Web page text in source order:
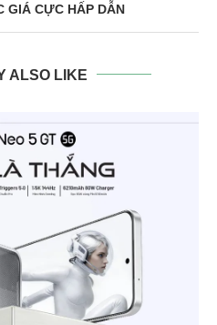
GIÁ CỰC HẤP DẪN
ALSO LIKE